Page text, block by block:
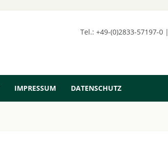
Tel.: +49-(0)2833-57197-0 |
IMPRESSUM DATENSCHUTZ